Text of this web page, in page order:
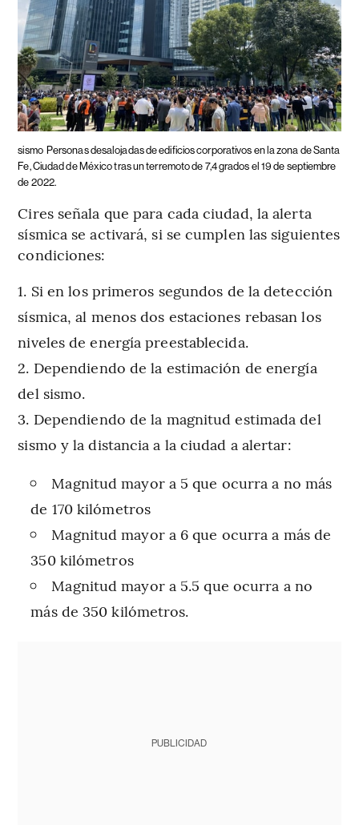
sismo Personas desalojadas de edificios corporativos en la zona de Santa
Fe, Ciudad de México tras un terremoto de 7,4 grados el 19 de septiembre
de 2022.
Cires señala que para cada ciudad, la alerta
sísmica se activará, si se cumplen las siguientes
condiciones:
Si en los primeros segundos de la detección
sísmica, al menos dos estaciones rebasan los
niveles de energía preestablecida.
Dependiendo de la estimación de energía
del sismo.
Dependiendo de la magnitud estimada del
sismo y la distancia a la ciudad a alertar:
Magnitud mayor a 5 que ocurra a no más
de 170 kilómetros
Magnitud mayor a 6 que ocurra a más de
350 kilómetros
Magnitud mayor a 5.5 que ocurra a no
más de 350 kilómetros.
PUBLICIDAD